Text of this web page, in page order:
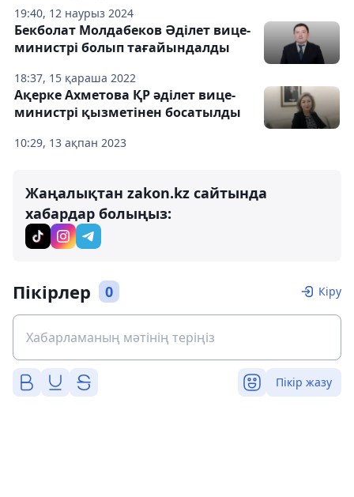
19:40, 12 наурыз 2024
18:37, 15 қараша 2022
Бекболат Молдабеков Әділет вице-
министрі болып тағайындалды
10:29, 13 ақпан 2023
Ақерке Ахметова ҚР әділет вице-
министрі қызметінен босатылды
Жаңалықтан zakon.kz сайтында
хабардар болыңыз:
Пікірлер 0 Кіру
Пікір жазу